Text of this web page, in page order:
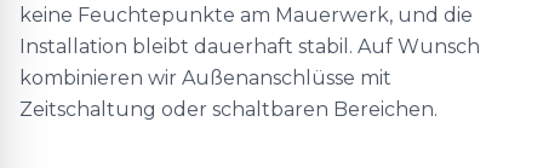
keine Feuchtepunkte am Mauerwerk, und die
Installation bleibt dauerhaft stabil. Auf Wunsch
kombinieren wir Außenanschlüsse mit
Zeitschaltung oder schaltbaren Bereichen.